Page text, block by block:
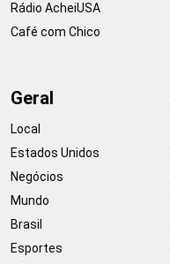
Rádio AcheiUSA
Café com Chico
Geral
Local
Estados Unidos
Negócios
Mundo
Brasil
Esportes